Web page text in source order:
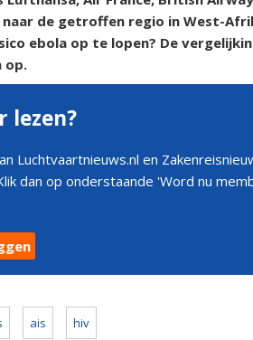
de getroffen regio in West-
ebola op te lopen? De
op.
lezen?
Luchtvaartnieuws.nl en
dan op onderstaande 'Word nu
ais hiv